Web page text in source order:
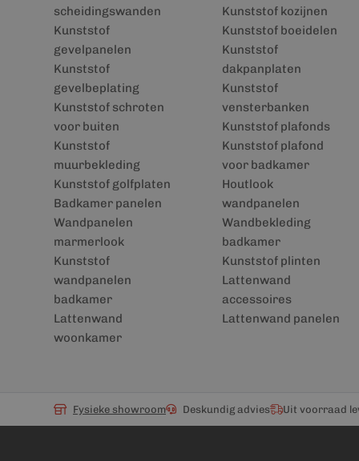
scheidingswanden
Kunststof
gevelpanelen
Kunststof
gevelbeplating
Kunststof schroten
voor buiten
Kunststof
muurbekleding
Kunststof golfplaten
Badkamer panelen
Wandpanelen
marmerlook
Kunststof
wandpanelen
badkamer
Lattenwand
woonkamer
Kunststof kozijnen
Kunststof boeidelen
Kunststof
dakpanplaten
Kunststof
vensterbanken
Kunststof plafonds
Kunststof plafond
voor badkamer
Houtlook
wandpanelen
Wandbekleding
badkamer
Kunststof plinten
Lattenwand
accessoires
Lattenwand panelen
Fysieke showroom Deskundig advies Uit voorraad